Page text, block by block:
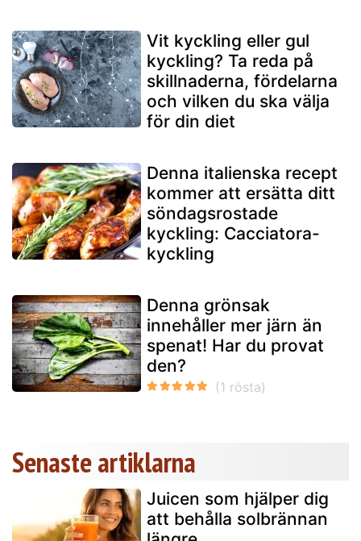
Vit kyckling eller gul
kyckling? Ta reda på
skillnaderna, fördelarna
och vilken du ska välja
för din diet
Denna italienska recept
kommer att ersätta ditt
söndagsrostade
kyckling: Cacciatora-
kyckling
Denna grönsak
innehåller mer järn än
spenat! Har du provat
den?
Senaste artiklarna
Juicen som hjälper dig
att behålla solbrännan